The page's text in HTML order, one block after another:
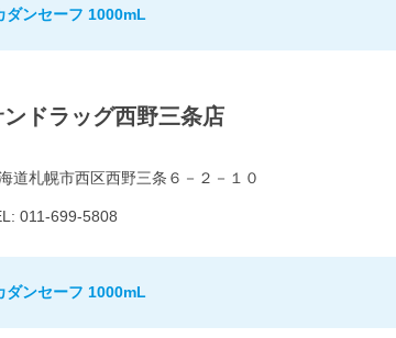
ダンセーフ 1000mL
ンドラッグ西野三条店
道札幌市西区西野三条６－２－１０
011-699-5808
ダンセーフ 1000mL